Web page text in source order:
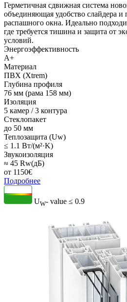
Герметичная сдвижная система
объединяющая удобство слайдера и
распашного окна. Идеально
где требуется тишина и защита от
условий.
Энергоэффективность
A+
Материал
ПВХ (Xtrem)
Глубина профиля
76 мм (рама 158 мм)
Изоляция
5 камер / 3 контура
Стеклопакет
до 50 мм
Теплозащита (Uw)
≤ 1.1 Вт/(м²·K)
Звукоизоляция
≈ 45 Rw(дБ)
от 1150€
Подробнее
UW- value ≤ 0.9